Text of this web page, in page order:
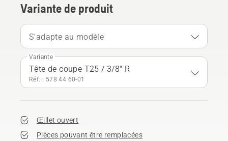
Variante de produit
S'adapte au modèle
Variante
Tête de coupe T25 / 3/8" R
Réf. : 578 44 60‑01
Œillet ouvert
Pièces pouvant être remplacées